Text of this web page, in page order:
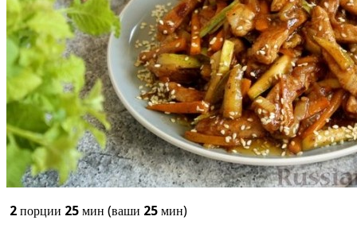
2 порции 25 мин (ваши 25 мин)